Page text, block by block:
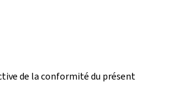
de la conformité du présent